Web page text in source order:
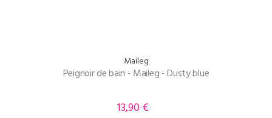
Maileg
Peignoir de bain - Maileg - Dusty blue
Prix
13,90 €